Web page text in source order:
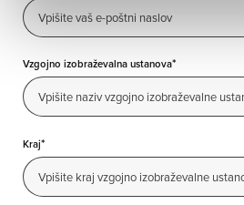
Vzgojno izobraževalna ustanova*
Kraj*